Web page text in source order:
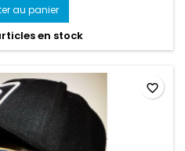
au panier
en stock
favorite_border